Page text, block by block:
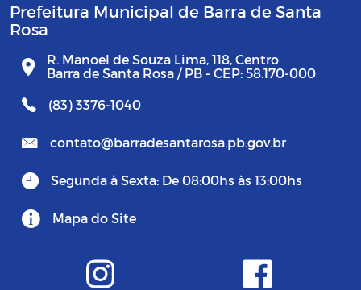
Prefeitura Municipal de Barra de Santa
Rosa
R. Manoel de Souza Lima, 118, Centro
Barra de Santa Rosa / PB - CEP: 58.170-000
(83) 3376-1040
contato@barradesantarosa.pb.gov.br
Segunda à Sexta: De 08:00hs às 13:00hs
Mapa do Site